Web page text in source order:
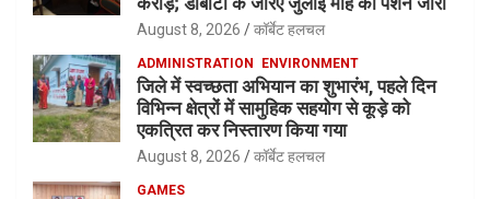
August 8, 2026 कॉर्बेट हलचल
ADMINISTRATION ENVIRONMENT
जिले में स्वच्छता अभियान का शुभारंभ, पहले दिन
विभिन्न क्षेत्रों में सामुहिक सहयोग से कूड़े को
एकत्रित कर निस्तारण किया गया
August 8, 2026 कॉर्बेट हलचल
GAMES